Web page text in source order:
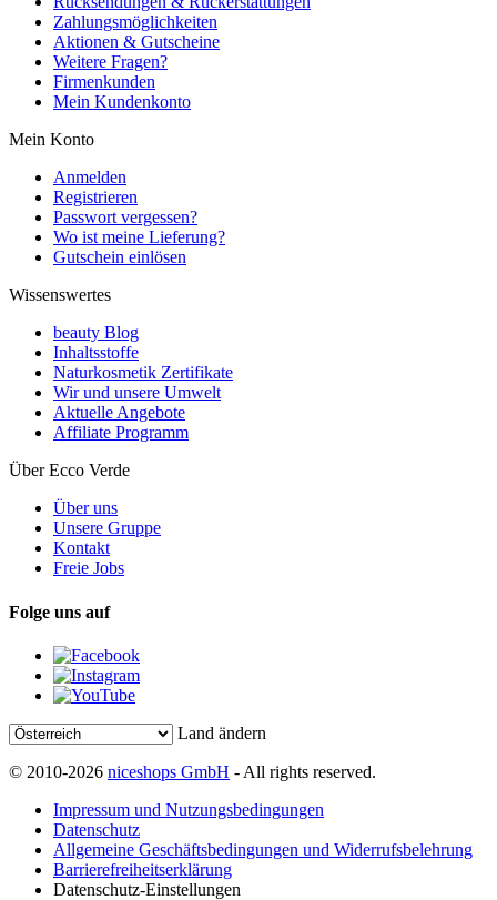
Zahlungsmöglichkeiten
Aktionen & Gutscheine
Weitere Fragen?
Firmenkunden
Mein Kundenkonto
Mein Konto
Anmelden
Registrieren
Passwort vergessen?
Wo ist meine Lieferung?
Gutschein einlösen
Wissenswertes
beauty Blog
Inhaltsstoffe
Naturkosmetik Zertifikate
Wir und unsere Umwelt
Aktuelle Angebote
Affiliate Programm
Über Ecco Verde
Über uns
Unsere Gruppe
Kontakt
Freie Jobs
Folge uns auf
Land ändern
© 2010-2026 niceshops GmbH - All rights reserved.
Impressum und Nutzungsbedingungen
Datenschutz
Allgemeine Geschäftsbedingungen und Widerrufsbelehrung
Barrierefreiheitserklärung
Datenschutz-Einstellungen